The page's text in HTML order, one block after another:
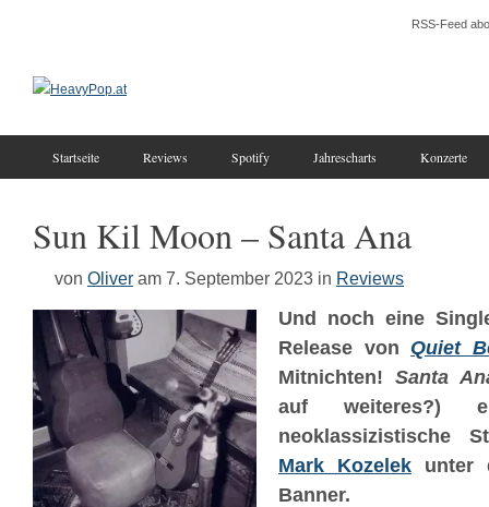
RSS-Feed
Startseite Reviews Spotify Jahrescharts Konzerte
Sun Kil Moon – Santa Ana
von Oliver am 7. September 2023 in Reviews
Und noch eine
Release von Quiet
Mitnichten! Santa
auf weiteres?)
neoklassizistische
Mark Kozelek unter
Banner.